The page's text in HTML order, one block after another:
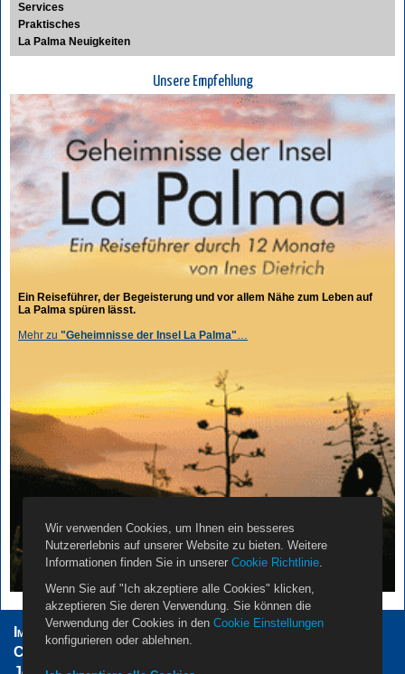
Services
Praktisches
La Palma Neuigkeiten
Unsere Empfehlung
Ein Reiseführer, der Begeisterung und vor allem Nähe zum Leben auf
La Palma spüren lässt.
Mehr zu "Geheimnisse der Insel La Palma"…
Impressum AGB
Datenschutzerklärung
Cookie Einstellungen
Wir verwenden Cookies, um Ihnen ein besseres
Nutzererlebnis auf unserer Website zu bieten. Weitere
Informationen finden Sie in unserer Cookie Richtlinie.
Wenn Sie auf "Ich akzeptiere alle Cookies" klicken,
akzeptieren Sie deren Verwendung. Sie können die
Verwendung der Cookies in den Cookie Einstellungen
konfigurieren oder ablehnen.